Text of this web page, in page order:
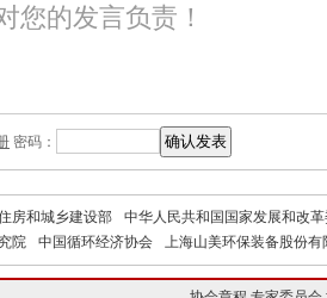
密码：
房和城乡建设部
中华人民共和国国家发展和改
院
中国循环经济协会 上海山美环保装备股份有